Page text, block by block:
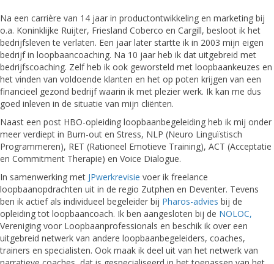
Na een carrière van 14 jaar in productontwikkeling en marketing bij
o.a. Koninklijke Ruijter, Friesland Coberco en Cargill, besloot ik het
bedrijfsleven te verlaten. Een jaar later startte ik in 2003 mijn eigen
bedrijf in loopbaancoaching. Na 10 jaar heb ik dat uitgebreid met
bedrijfscoaching. Zelf heb ik ook geworsteld met loopbaankeuzes en
het vinden van voldoende klanten en het op poten krijgen van een
financieel gezond bedrijf waarin ik met plezier werk. Ik kan me dus
goed inleven in de situatie van mijn cliënten.
Naast een post HBO-opleiding loopbaanbegeleiding heb ik mij onder
meer verdiept in Burn-out en Stress, NLP (Neuro Linguïstisch
Programmeren), RET (Rationeel Emotieve Training), ACT (Acceptatie
en Commitment Therapie) en Voice Dialogue.
In samenwerking met JPwerkrevisie voer ik freelance
loopbaanopdrachten uit in de regio Zutphen en Deventer. Tevens
ben ik actief als individueel begeleider bij Pharos-advies bij de
opleiding tot loopbaancoach. Ik ben aangesloten bij de NOLOC,
Vereniging voor Loopbaanprofessionals en beschik ik over een
uitgebreid netwerk van andere loopbaanbegeleiders, coaches,
trainers en specialisten. Ook maak ik deel uit van het netwerk van